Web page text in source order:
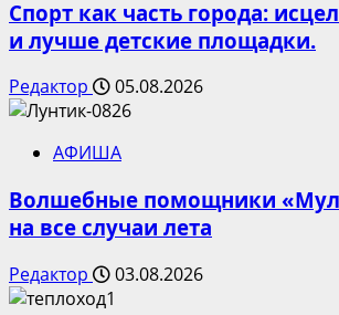
Спорт как часть города:
и лучше детские площадки.
Редактор 05.08.2026
АФИША
Волшебные помощники
на все случаи лета
Редактор 03.08.2026